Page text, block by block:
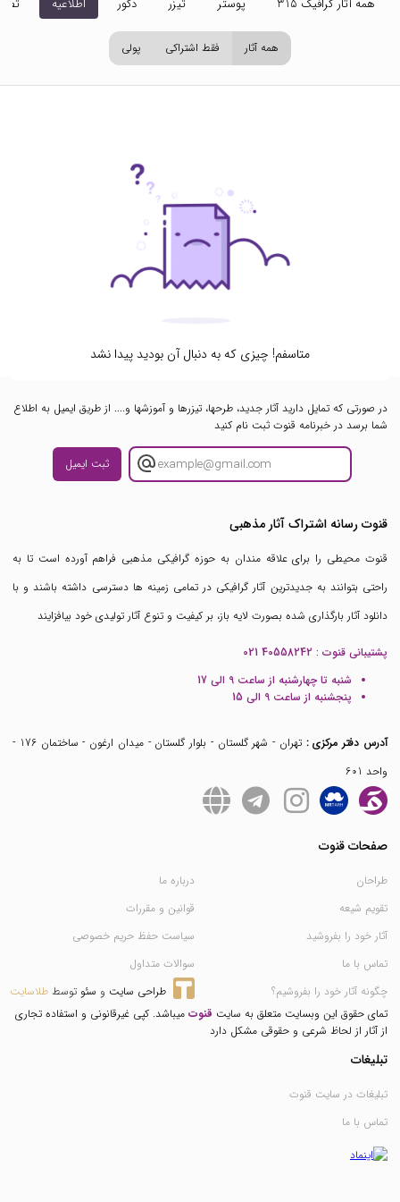
همه آثار گرافیک 315 پوستر تیزر دکور اطلاعیه
همه آثار فقط اشتراکی پولی
متاسفم! چیزی که به دنبال آن بودید پیدا نشد
در صورتی که تمایل دارید آثار جدید، طرحها، تیزرها و آموزشها و.... از طریق ایمیل به اطلاع
شما برسد در خبرنامه قنوت ثبت نام کنید
ثبت ایمیل
قنوت رسانه اشتراک آثار مذهبی
قنوت محیطی را برای علاقه مندان به حوزه گرافیکی مذهبی فراهم آورده است تا به
راحتی بتوانند به جدیدترین آثار گرافیکی در تمامی زمینه ها دسترسی داشته باشند و با
دانلود آثار بارگذاری شده بصورت لایه باز، بر کیفیت و تنوع آثار تولیدی خود بیافزایند
پشتیبانی قنوت : 021 40558242
شنبه تا چهارشنبه از ساعت 9 الی 17
پنجشنبه از ساعت 9 الی 15
آدرس دفتر مرکزی :
تهران - شهر گلستان - بلوار گلستان - میدان ارغون - ساختمان 176 -
واحد 601
صفحات قنوت
طراحان
تقویم شیعه
آثار خود را بفروشید
تماس با ما
چگونه آثار خود را بفروشیم؟
درباره ما
قوانین و مقررات
سیاست حفظ حریم خصوصی
سوالات متداول
طراحی سایت و سئو توسط طلاسایت
تمای حقوق این وبسایت متعلق به سایت قنوت میباشد. کپی غیرقانونی و استفاده تجاری
از آثار از لحاظ شرعی و حقوقی مشکل دارد
تبلیغات
تبلیغات در سایت قنوت
تماس با ما